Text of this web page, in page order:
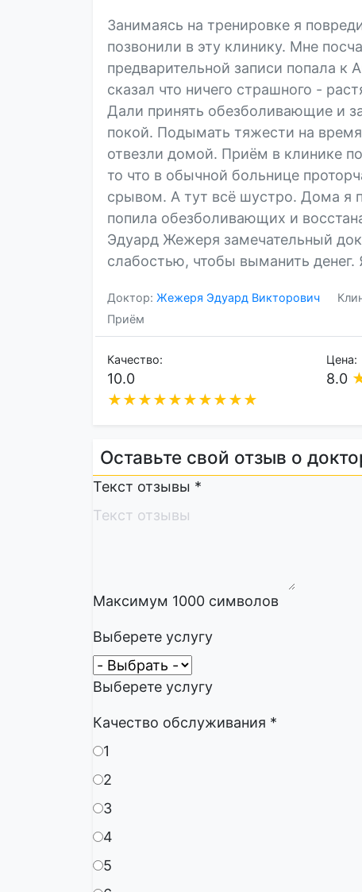
Занимаясь на тренировке я
позвонили в эту клинику. Мне
предварительной записи попала к
сказал что ничего страшного -
Дали принять обезболивающие и
покой. Подымать тяжести на
отвезли домой. Приём в клинике
то что в обычной больнице
срывом. А тут всё шустро. Дома я
попила обезболивающих и
Эдуард Жежеря замечательный
слабостью, чтобы выманить денег.
Доктор: Жежеря Эдуард Викторович
Приём
Качество:
10.0
★★★★★★★★★★
Цена:
8.0
Оставьте свой отзыв о
Текст отзывы *
Максимум 1000 символов
Выберете услугу
Выберете услугу
Качество обслуживания *
1
2
3
4
5